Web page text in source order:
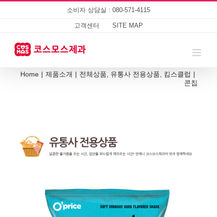
소비자 상담실 : 080-571-4115
고객센터 SITE MAP
Home | 제품소개 | 전체상품 유통사 전용상품 킴스클럽 |
콘칩